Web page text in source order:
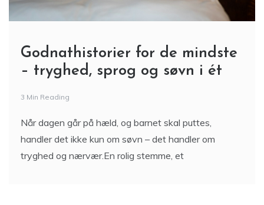
Godnathistorier for de mindste
– tryghed, sprog og søvn i ét
3 Min Reading
Når dagen går på hæld, og barnet skal puttes,
handler det ikke kun om søvn – det handler om
tryghed og nærvær.En rolig stemme, et